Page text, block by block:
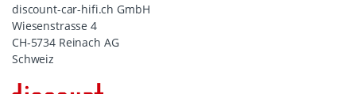
discount-car-hifi.ch GmbH
Wiesenstrasse 4
CH-5734 Reinach AG
Schweiz